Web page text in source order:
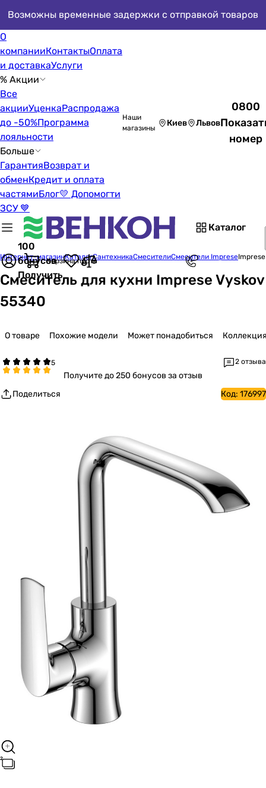
Возможны временные задержки с отправкой товаров
О
компанииКонтактыОплата
и доставкаУслуги
% Акции
Все
акцииУценкаРаспродажа
до -50%Программа
лояльности
Больше
ГарантияВозврат и
обменКредит и оплата
частямиБлог💛 Допомогти
ЗСУ 💙
Наши
магазины
Киев Львов
0800
номер
Каталог
100
бонусов
Получить
Корзина пуста
Интернет-магазинКаталогСантехникаСмесителиСмесители Imprese
Смеситель для кухни Imprese Vyskov
55340
О товаре Похожие модели Может понадобиться
2 отзыва
Получитедо 250 бонусов за отзыв
Поделиться
Код: 176997